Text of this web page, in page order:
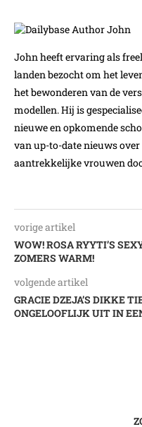
John heeft ervaring als
landen bezocht om het
het bewonderen van de
modellen. Hij is
nieuwe en opkomende
van up-to-date nieuws
aantrekkelijke vrouwen
vorige artikel
WOW! ROSA RYYTI’S
ZOMERS WARM!
volgende artikel
GRACIE DZEJA’S DIKKE
ONGELOOFLIJK UIT IN